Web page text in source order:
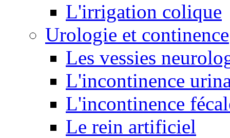
L'irrigation colique
Urologie et continence
Les vessies
L'incontinence
L'incontinence
Le rein artificiel